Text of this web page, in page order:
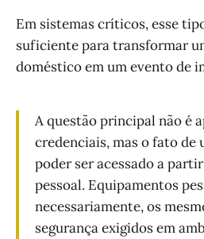
Em sistemas críticos, esse
suficiente para transformar
doméstico em um evento de
A questão principal não é
credenciais, mas o fato
poder ser acessado a
pessoal. Equipamentos
necessariamente, os
segurança exigidos em